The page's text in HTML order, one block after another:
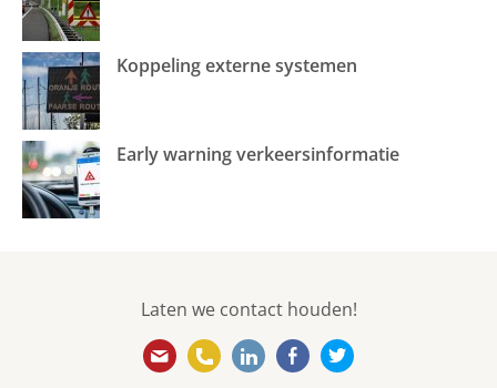
Koppeling externe systemen
Early warning verkeersinformatie
Laten we contact houden!
info@ebovanweel.com
010 501 5866
https://www.linkedin.com/
https://